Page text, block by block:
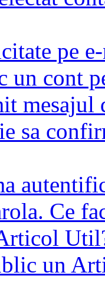
pe
un cont
mesajul
sa
Ce
un